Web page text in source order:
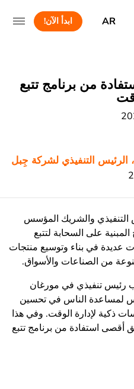
AR ابدأ الآن!
من برنامج تتبع
، الرئيس التنفيذي لشركة جِبل
التنفيذي والشريك المؤسس
على السحابة لتتبع
عديدة في بناء وتوسيع منتجات
من الصناعات والأسواق.
رئيس تنفيذي في مورغان
أنا متحمس لمساعدة الناس في تحسين
ذكية لإدارة الوقت. وفي هذا
أقصى استفادة من برنامج تتبع